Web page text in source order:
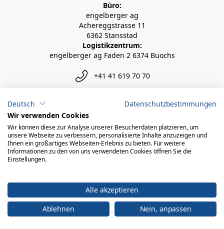
Büro:
engelberger ag
Achereggstrasse 11
6362 Stansstad
Logistikzentrum:
engelberger ag Faden 2 6374 Buochs
+41 41 619 70 70
info@engelberger.ch
© 2026 engelberger ag
powered by polynorm
Deutsch
Datenschutzbestimmungen
Wir verwenden Cookies
Wir können diese zur Analyse unserer Besucherdaten platzieren, um
unsere Webseite zu verbessern, personalisierte Inhalte anzuzeigen und
Ihnen ein großartiges Webseiten-Erlebnis zu bieten. Für weitere
Informationen zu den von uns verwendeten Cookies öffnen Sie die
Einstellungen.
Alle akzeptieren
Ablehnen
Nein, anpassen